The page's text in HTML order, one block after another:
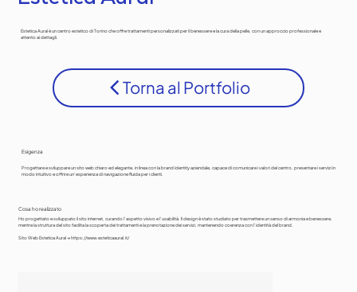
Esigenza
Progettare e sviluppare un sito web chiaro ed elegante, in linea con la brand identity aziendale, capace di comunicare i valori del centro, presentare i servizi in
modo intuitivo e offrire un’esperienza di navigazione fluida per i clienti.
Cosa ho realizzato
Ho progettato e sviluppato il sito internet, curando l’aspetto visivo e l’usabilità. Il design è stato studiato per trasmettere un senso di armonia e benessere,
mentre la struttura del sito facilita la scoperta dei trattamenti e la prenotazione dei servizi, mantenendo coerenza con l’identità del brand.
Sito Web Estetica Aural →https://www.esteticaaural.it/
Estetica Aural è un centro estetico di Torino che offre trattamenti personalizzati per il benessere e la cura della pelle, con un approccio professionale e
attento ai dettagli.
Torna al Portfolio